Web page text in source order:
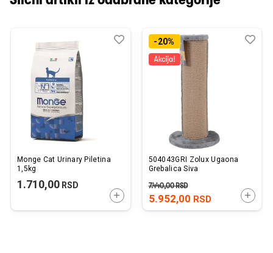
Monge Cat Urinary Piletina
1,5kg
1.710,00 RSD
DODAJTE U KORPU
Dodaj
Uporedi-20%
504043GRI Zolux Ugaona
Grebalica Siva
5.952,00 RSD
7.440,00RSD